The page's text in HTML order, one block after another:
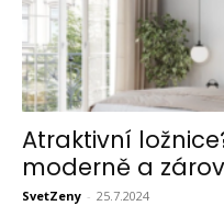
Atraktivní
moderně a
SvetZeny - 25.7.2024